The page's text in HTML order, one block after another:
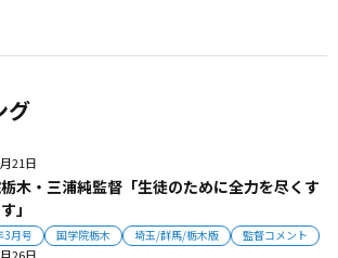
グ
21日
木・三浦純監督「生徒のために全力を尽くす
」
3月号 国学院栃木 埼玉/群馬/栃木版 監督コメント